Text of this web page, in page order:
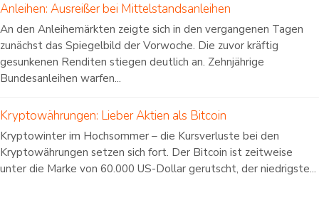
Anleihen: Ausreißer bei Mittelstandsanleihen
An den Anleihemärkten zeigte sich in den vergangenen Tagen
zunächst das Spiegelbild der Vorwoche. Die zuvor kräftig
gesunkenen Renditen stiegen deutlich an. Zehnjährige
Bundesanleihen warfen...
Kryptowährungen: Lieber Aktien als Bitcoin
Kryptowinter im Hochsommer – die Kursverluste bei den
Kryptowährungen setzen sich fort. Der Bitcoin ist zeitweise
unter die Marke von 60.000 US-Dollar gerutscht, der niedrigste...